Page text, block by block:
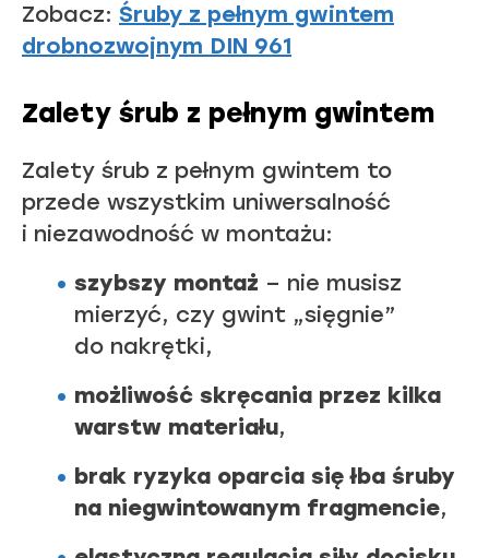
Zobacz: Śruby z pełnym gwintem
drobnozwojnym DIN 961
Zalety śrub z pełnym gwintem
Zalety śrub z pełnym gwintem to
przede wszystkim uniwersalność
i niezawodność w montażu:
szybszy montaż – nie musisz
mierzyć, czy gwint „sięgnie”
do nakrętki,
możliwość skręcania przez kilka
warstw materiału,
brak ryzyka oparcia się łba śruby
na niegwintowanym fragmencie,